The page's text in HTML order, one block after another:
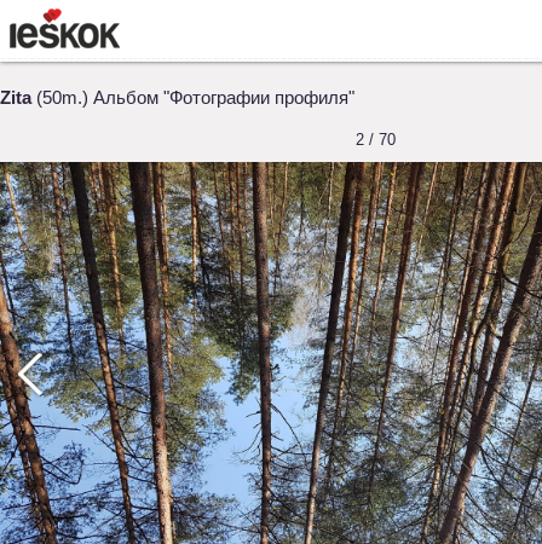
Zita(50m.) Альбом "Фотографии профиля"
2 / 70